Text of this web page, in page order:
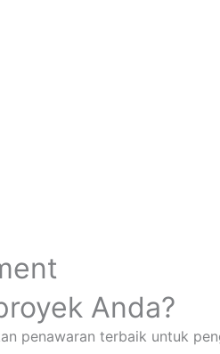
Anda?
penawaran terbaik untuk